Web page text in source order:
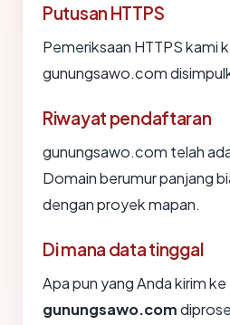
Putusan HTTPS
Pemeriksaan HTTPS kami
gunungsawo.com
Riwayat pendaftaran
gunungsawo.com telah
Domain berumur panjang
dengan proyek mapan.
Di mana data tinggal
Apa pun yang Anda kirim ke
gunungsawo.com